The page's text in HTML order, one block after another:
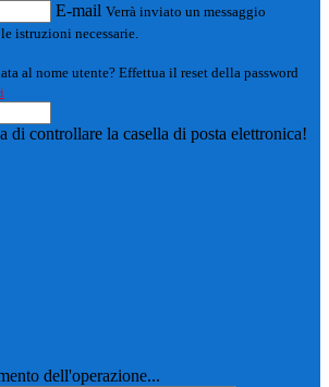
E-mail Verrà inviato un messaggio
istruzioni necessarie.
al nome utente? Effettua il reset della password
di controllare la casella di posta elettronica!
dell'operazione...